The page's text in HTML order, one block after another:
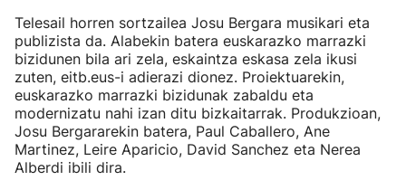
Telesail horren sortzailea Josu Bergara musikari eta
publizista da. Alabekin batera euskarazko marrazki
bizidunen bila ari zela, eskaintza eskasa zela ikusi
zuten, eitb.eus-i adierazi dionez. Proiektuarekin,
euskarazko marrazki bizidunak zabaldu eta
modernizatu nahi izan ditu bizkaitarrak. Produkzioan,
Josu Bergararekin batera, Paul Caballero, Ane
Martinez, Leire Aparicio, David Sanchez eta Nerea
Alberdi ibili dira.